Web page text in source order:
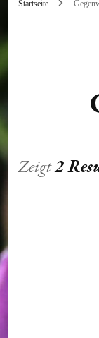
Startseite
Zeigt2